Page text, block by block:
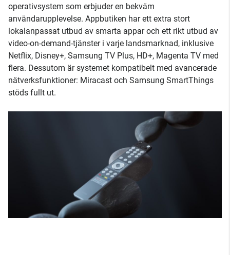
operativsystem som erbjuder en bekväm
användarupplevelse. Appbutiken har ett extra stort
lokalanpassat utbud av smarta appar och ett rikt utbud av
video-on-demand-tjänster i varje landsmarknad, inklusive
Netflix, Disney+, Samsung TV Plus, HD+, Magenta TV med
flera. Dessutom är systemet kompatibelt med avancerade
nätverksfunktioner: Miracast och Samsung SmartThings
stöds fullt ut.